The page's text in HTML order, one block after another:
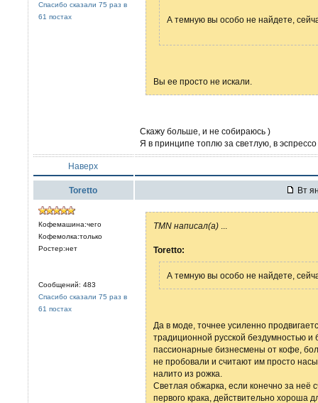
Спасибо сказали 75 раз в
61 постах
А темную вы особо не найдете,
Вы ее просто не искали.
Скажу больше, и не собираюсь )
Я в принципе топлю за светлую, в эспрессо
Наверх
Toretto Вт
Кофемашина:чего
Кофемолка:только
Ростер:нет
Сообщений: 483
Спасибо сказали 75 раз в
61 постах
TMN написал(а)
Toretto:
А темную вы особо не найдете,
Да в моде, точнее усиленно
традиционной русской бездумностью
пассионарные бизнесмены от кофе,
не пробовали и считают им просто
налито из рожка.
Светлая обжарка, если конечно за неё
первого крака, действительно хороша